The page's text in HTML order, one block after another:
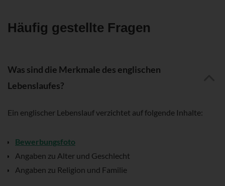
Häufig gestellte Fragen
Was sind die Merkmale des englischen
Lebenslaufes?
Ein englischer Lebenslauf verzichtet auf folgende Inhalte:
Bewerbungsfoto
Angaben zu Alter und Geschlecht
Angaben zu Religion und Familie